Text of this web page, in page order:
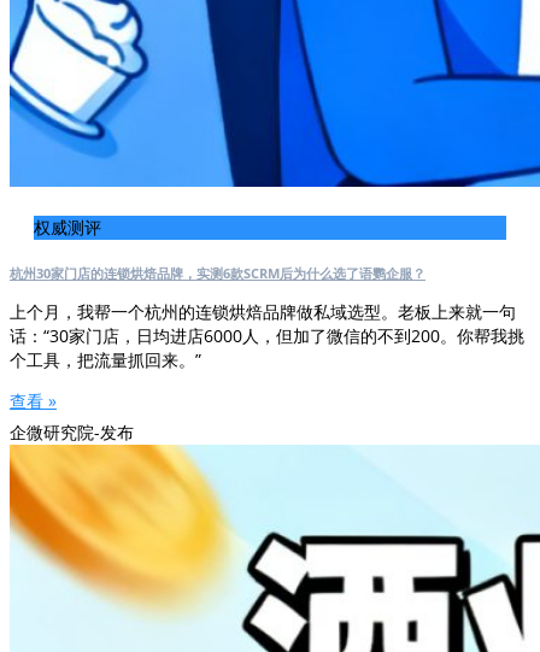
权威测评
杭州30家门店的连锁烘焙品牌，实测6款SCRM后为什么选了语鹦企服？
上个月，我帮一个杭州的连锁烘焙品牌做私域选型。老板上来就一句
话：“30家门店，日均进店6000人，但加了微信的不到200。你帮我挑
个工具，把流量抓回来。”
查看 »
企微研究院-发布